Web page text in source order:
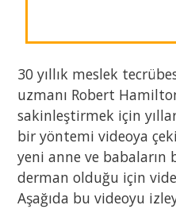
30 yıllık meslek
uzmanı Robert
sakinleştirmek için
bir yöntemi videoya
yeni anne ve
derman olduğu için
Aşağıda bu videoyu